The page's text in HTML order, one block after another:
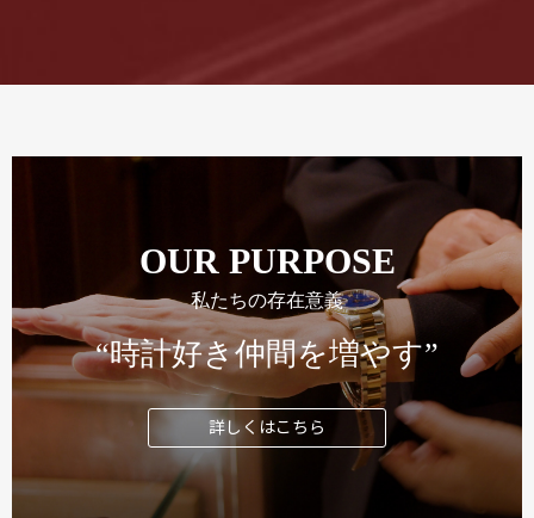
OUR PURPOSE
私たちの存在意義
“時計好き仲間を増やす”
詳しくはこちら